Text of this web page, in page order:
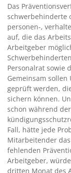
Das
schwerbehinderte
personen-,
auf, die das
Arbeitgeber
Personalrat sowie
Gemeinsam
geprüft werden,
sichern können.
schon während
Fall, hätte jede
Mitarbeitender
fehlenden
Arbeitgeber,
dritten Monat des